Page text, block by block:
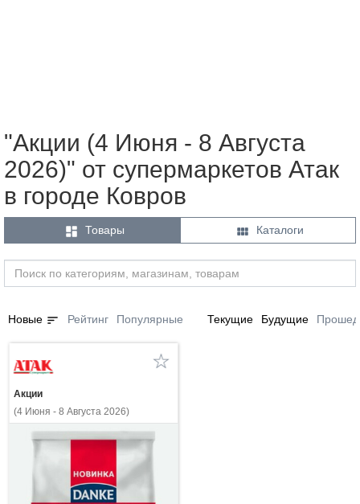
"Акции (4 Июня - 8 Августа
2026)" от супермаркетов Атак
в городе Ковров
 Товары  Каталоги
Новые sort Рейтинг Популярные Текущие Будущие
Акции
(4 Июня - 8 Августа 2026)